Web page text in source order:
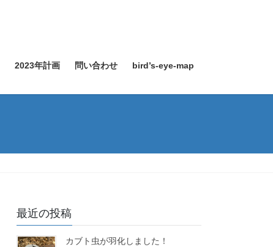
2023年計画 問い合わせ bird’s-eye-map
最近の投稿
カブト虫が羽化しました！